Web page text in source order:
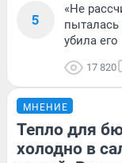
5
«Не
пыталась
убила его
17 820
МНЕНИЕ
Тепло для
холодно в